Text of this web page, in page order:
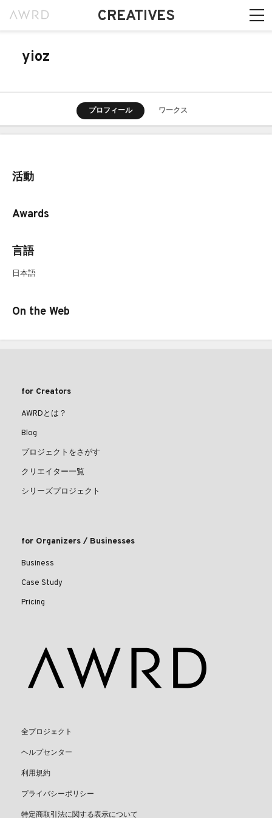
CREATIVES
yioz
プロフィール ワークス
活動
Awards
言語
日本語
On the Web
for Creators
AWRDとは？
Blog
プロジェクトをさがす
クリエイター一覧
シリーズプロジェクト
for Organizers / Businesses
Business
Case Study
Pricing
全プロジェクト
ヘルプセンター
利用規約
プライバシーポリシー
特定商取引法に関する表示について